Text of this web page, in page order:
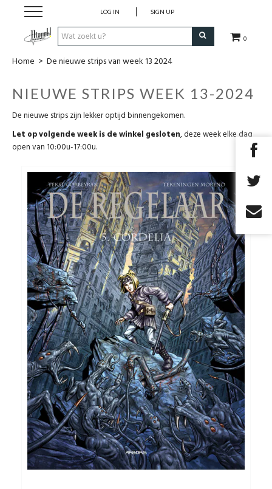
0
LOG IN SIGN UP
Strips
Comics
Nieuwsberichten
Cadeaubon
RPG Sale
Home > De nieuwe strips van week 13 2024
NIEUWE STRIPS WEEK 13-2024
De nieuwe strips zijn lekker optijd binnengekomen.
Let op volgende week is de winkel gesloten, deze week elke dag
open van 10:00u-17:00u.